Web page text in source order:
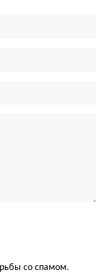
со спамом.